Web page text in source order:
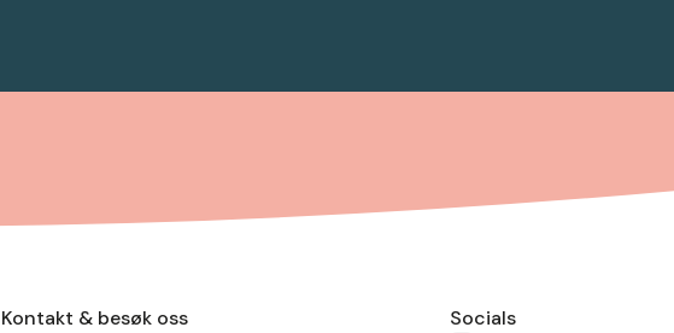
Kontakt & besøk oss Socials